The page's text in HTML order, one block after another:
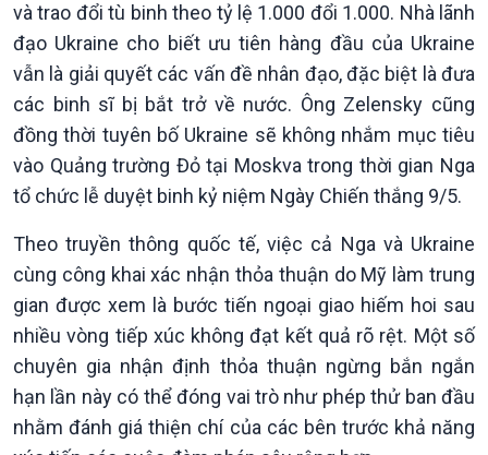
Xã hội
Tin Đời sống & Xã hội
360 độ Sức khỏe
Chuyển đổi Xanh
Tài nguyên và Môi trường
Chuyên gia của bạn
Xã hội chuyển động
Bước chân đến trường
Khoa học & Công nghệ
Tin Khoa học & Công nghệ
Kết nối công nghệ
Sống chung với biến đổi
khí hậu
và trao đổi tù binh theo tỷ lệ 1.000 đổi 1.000. Nhà lãnh
đạo Ukraine cho biết ưu tiên hàng đầu của Ukraine
vẫn là giải quyết các vấn đề nhân đạo, đặc biệt là đưa
các binh sĩ bị bắt trở về nước. Ông Zelensky cũng
đồng thời tuyên bố Ukraine sẽ không nhắm mục tiêu
vào Quảng trường Đỏ tại Moskva trong thời gian Nga
tổ chức lễ duyệt binh kỷ niệm Ngày Chiến thắng 9/5.
Theo truyền thông quốc tế, việc cả Nga và Ukraine
cùng công khai xác nhận thỏa thuận do Mỹ làm trung
gian được xem là bước tiến ngoại giao hiếm hoi sau
nhiều vòng tiếp xúc không đạt kết quả rõ rệt. Một số
chuyên gia nhận định thỏa thuận ngừng bắn ngắn
hạn lần này có thể đóng vai trò như phép thử ban đầu
nhằm đánh giá thiện chí của các bên trước khả năng